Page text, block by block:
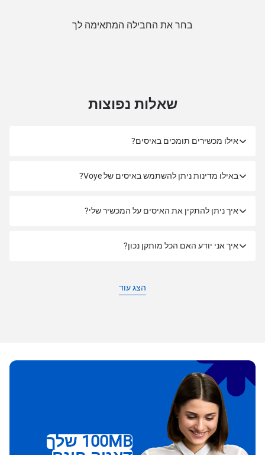
בחר את החבילה המתאימה לך
שאלות נפוצות
אילו מכשירים תומכים באיסים?
באילו מדינות ניתן להשתמש באיסים של Voye?
איך ניתן להתקין את האיסים על המכשיר שלי?
איך אני יודע האם הכל מותקן נכון?
הצג עוד
100MB שלך